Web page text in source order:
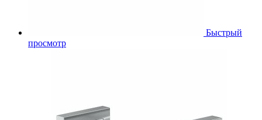
Быстрый
просмотр